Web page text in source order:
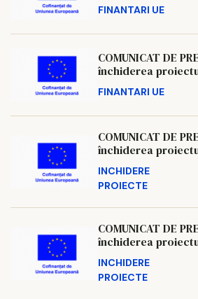
municipiul Iași,
Municipiul Iași
FINANTARI UE
COMUNICAT DE
închiderea
municipiul Iași, județul
Municipiul Iași
FINANTARI UE
COMUNICAT DE
închiderea
termică școli
– Liceul Tehnologic
Numele
Municipiul Iași
INCHIDERE
PROIECTE
COMUNICAT DE
închiderea
termică școli
– Liceul Tehnologic Petru Poni, Iași”
Numele
Municipiul Iași
INCHIDERE
PROIECTE